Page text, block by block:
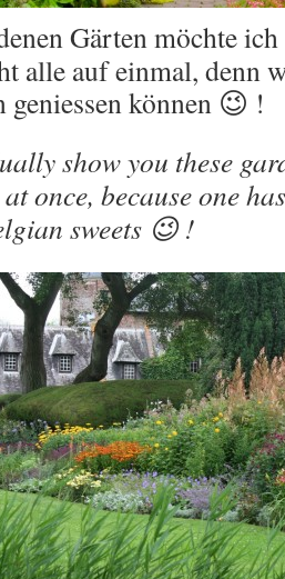
Gärten möchte
alle auf einmal, denn
geniessen können 😉 !
show you these
once, because one
sweets 😉 !